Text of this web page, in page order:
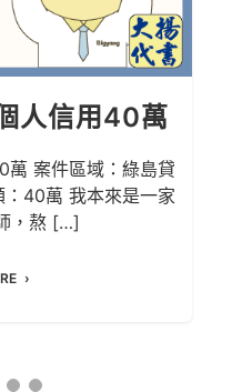
人信用40萬
萬 案件區域：綠島貸
40萬 我本來是一家
，熬 […]